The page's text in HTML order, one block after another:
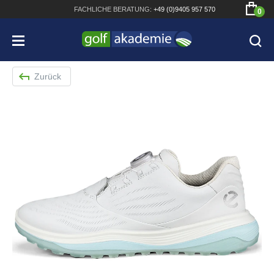
FACHLICHE BERATUNG: +49 (0)9405 957 570 0
Titleist Pro V1x mit gratis Schriftaufdruck
Bennington Waterproof QO14 Sport Cartbag
Zurück